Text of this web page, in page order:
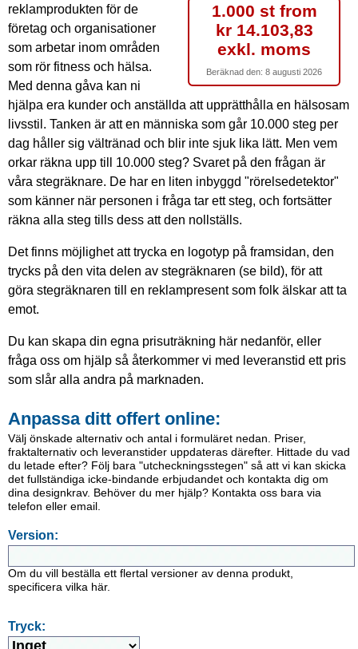
1.000 st from
kr 14.103,83
exkl. moms
Beräknad den: 8 augusti 2026
reklamprodukten för de
företag och organisationer
som arbetar inom områden
som rör fitness och hälsa.
Med denna gåva kan ni
hjälpa era kunder och anställda att upprätthålla en hälsosam
livsstil. Tanken är att en människa som går 10.000 steg per
dag håller sig vältränad och blir inte sjuk lika lätt. Men vem
orkar räkna upp till 10.000 steg? Svaret på den frågan är
våra stegräknare. De har en liten inbyggd "rörelsedetektor"
som känner när personen i fråga tar ett steg, och fortsätter
räkna alla steg tills dess att den nollställs.
Det finns möjlighet att trycka en logotyp på framsidan, den
trycks på den vita delen av stegräknaren (se bild), för att
göra stegräknaren till en reklampresent som folk älskar att ta
emot.
Du kan skapa din egna prisuträkning här nedanför, eller
fråga oss om hjälp så återkommer vi med leveranstid ett pris
som slår alla andra på marknaden.
Anpassa ditt offert online:
Välj önskade alternativ och antal i formuläret nedan. Priser,
fraktalternativ och leveranstider uppdateras därefter. Hittade du vad
du letade efter? Följ bara "utcheckningsstegen" så att vi kan skicka
det fullständiga icke-bindande erbjudandet och kontakta dig om
dina designkrav. Behöver du mer hjälp? Kontakta oss bara via
telefon eller email.
Version:
Om du vill beställa ett flertal versioner av denna produkt,
specificera vilka här.
Tryck: